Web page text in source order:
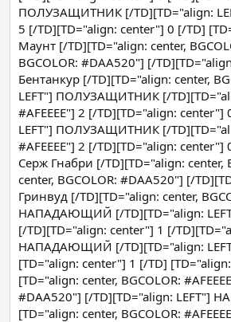
ПОЛУЗАЩИТНИК [/TD][TD="align:
5 [/TD][TD="align: center"] 0 [/TD]
Маунт [/TD][TD="align: center,
BGCOLOR: #DAA520"] [/
Бентанкур [/TD][TD="align: center,
LEFT"] ПОЛУЗАЩИТНИК [/
#AFEEEE"] 2 [/TD][TD="align:
LEFT"] ПОЛУЗАЩИТНИК [/
#AFEEEE"] 2 [/TD][TD="align:
Серж Гнабри [/TD][TD="align: center,
center, BGCOLOR: #DAA520"] [/
Гринвуд [/TD][TD="align: center,
НАПАДАЮЩИЙ [/TD][TD="align: LEFT"]
[/TD][TD="align: center"] 1 [/
НАПАДАЮЩИЙ [/TD][TD="align:
[TD="align: center"] 1 [/TD]
[TD="align: center, BGCOLOR:
#DAA520"] [/TD][TD="align: LEFT"]
[TD="align: center, BGCOLOR: